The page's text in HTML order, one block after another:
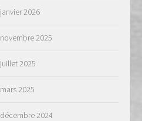
janvier 2026
novembre 2025
juillet 2025
mars 2025
décembre 2024